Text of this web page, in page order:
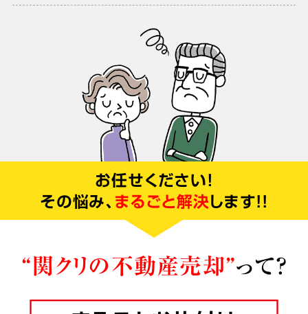
お任せください！
その悩み、まるごと解決します!!
“関クリの不動産売却”って?